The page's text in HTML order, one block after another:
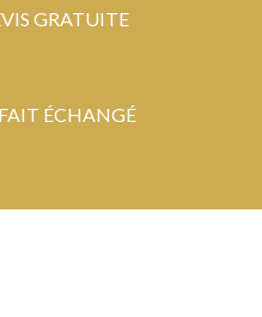
GRATUITE
ÉCHANGÉ